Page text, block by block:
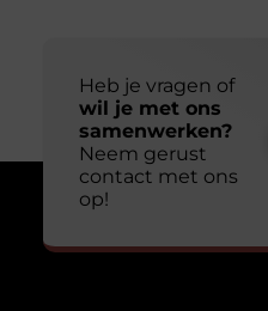
Heb je vragen of
wil je met ons
samenwerken?
Neem gerust
contact met ons
op!